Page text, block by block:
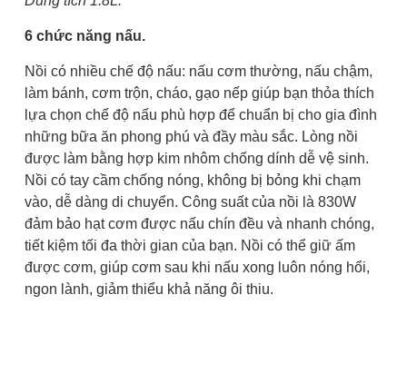
6 chức năng nấu.
Nồi có nhiều chế độ nấu: nấu cơm thường, nấu chậm,
làm bánh, cơm trộn, cháo, gạo nếp giúp bạn thỏa thích
lựa chọn chế độ nấu phù hợp để chuẩn bị cho gia đình
những bữa ăn phong phú và đầy màu sắc. Lòng nồi
được làm bằng hợp kim nhôm chống dính dễ vệ sinh.
Nồi có tay cầm chống nóng, không bị bỏng khi chạm
vào, dễ dàng di chuyển. Công suất của nồi là 830W
đảm bảo hạt cơm được nấu chín đều và nhanh chóng,
tiết kiệm tối đa thời gian của bạn. Nồi có thể giữ ấm
được cơm, giúp cơm sau khi nấu xong luôn nóng hổi,
ngon lành, giảm thiểu khả năng ôi thiu.